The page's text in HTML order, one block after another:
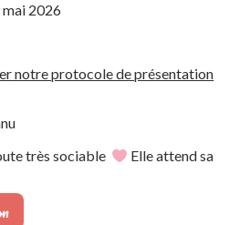
mai 2026
notre protocole de présentation
très sociable
Elle attend sa